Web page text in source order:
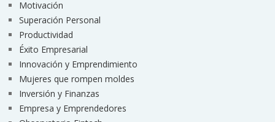
Motivación
Superación Personal
Productividad
Éxito Empresarial
Innovación y Emprendimiento
Mujeres que rompen moldes
Inversión y Finanzas
Empresa y Emprendedores